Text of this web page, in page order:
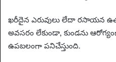
ఖరీదైన ఎరువులు లేదా రసాయన
అవసరం లేకుండా, కుండను
ఉపబలంగా పనిచేస్తుంది.